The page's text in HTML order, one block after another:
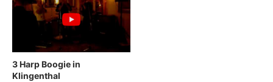
3 Harp Boogie in
Klingenthal